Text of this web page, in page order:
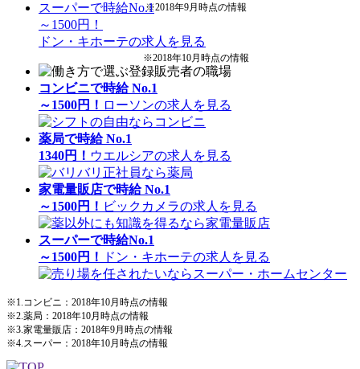
※2018年9月時点の情報
スーパーで時給No.1
～1500円！
ドン・キホーテの求人を見る
※2018年10月時点の情報
コンビニで時給 No.1
～1500円！ ローソンの求人を見る
薬局で時給 No.1
1340円！ ウエルシアの求人を見る
家電量販店で時給 No.1
～1500円！ ビックカメラの求人を見る
スーパーで時給No.1
～1500円！
ドン・キホーテの求人を見る
※1.コンビニ：2018年10月時点の情報
※2.薬局：2018年10月時点の情報
※3.家電量販店：2018年9月時点の情報
※4.スーパー：2018年10月時点の情報